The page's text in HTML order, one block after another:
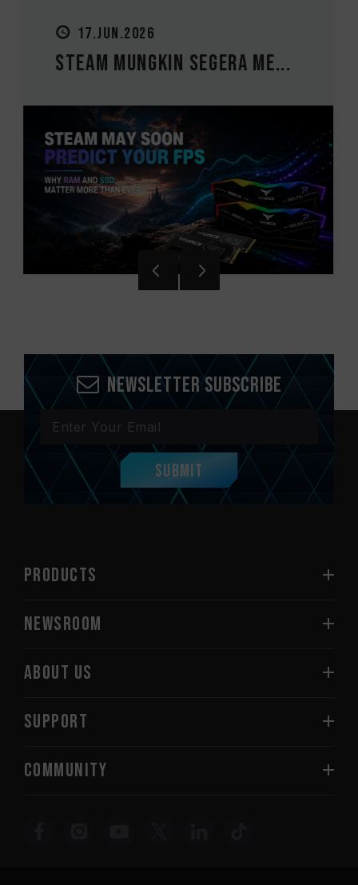
27.MAY.2026
Panduan Upgrade PC: Haru...
Newsletter Subscribe
Submit
PRODUCTS
NEWSROOM
ABOUT US
SUPPORT
COMMUNITY